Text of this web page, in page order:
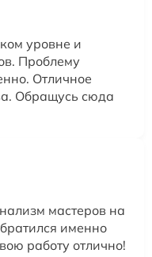
уровне и
Проблему
Отличное
Обращусь сюда
мастеров на
именно
работу отлично!